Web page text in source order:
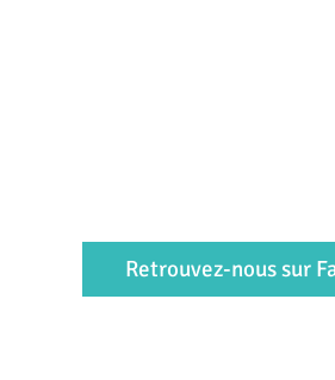
Retrouvez-nous sur